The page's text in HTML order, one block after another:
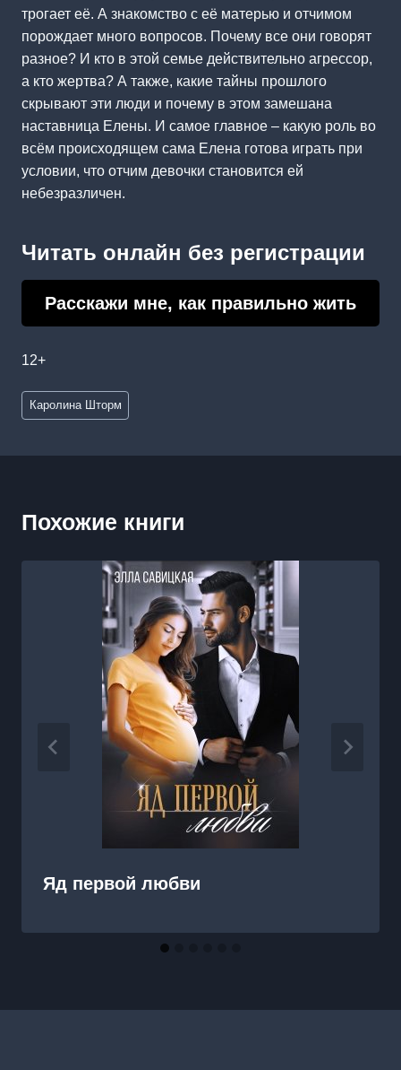
трогает её. А знакомство с её матерью и отчимом
порождает много вопросов. Почему все они говорят
разное? И кто в этой семье действительно агрессор,
а кто жертва? А также, какие тайны прошлого
скрывают эти люди и почему в этом замешана
наставница Елены. И самое главное – какую роль во
всём происходящем сама Елена готова играть при
условии, что отчим девочки становится ей
небезразличен.
Читать онлайн без регистрации
Расскажи мне, как правильно жить
12+
Метки
записи:
Каролина Шторм
Похожие книги
Яд первой любви